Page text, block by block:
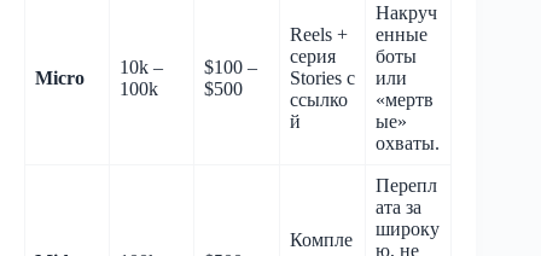
Micro
10k –
100k
$100 –
$500
Reels +
серия
Stories с
ссылко
й
Накруч
енные
боты
или
«мертв
ые»
охваты.
Компле
Перепл
ата за
широку
ю, не